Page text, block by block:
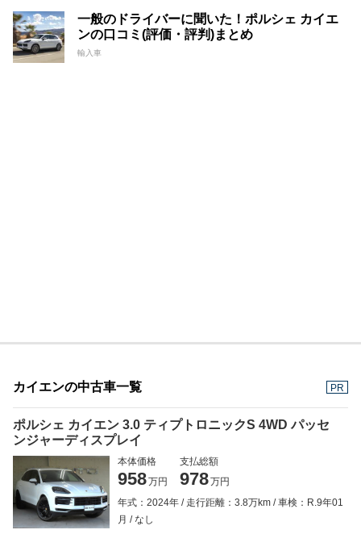
一般のドライバーに聞いた！ポルシェ カイエ
ンの口コミ(評価・評判)まとめ
輸入車
カイエンの中古車一覧 PR
ポルシェ カイエン 3.0 ティプトロニックS 4WD パッセ
ンジャーディスプレイ
本体価格
958万円
支払総額
978万円
年式：2024年
走行距離：3.8万km
車検：R.9年01
月
なし